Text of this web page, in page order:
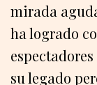
mirada
ha logrado
su legado